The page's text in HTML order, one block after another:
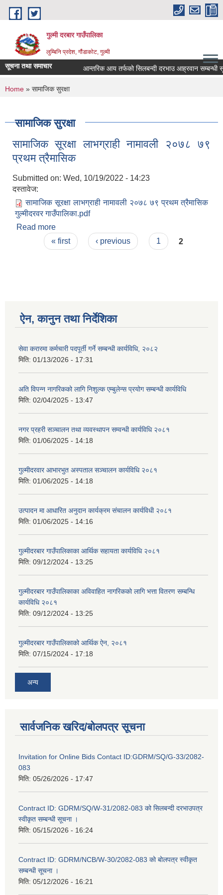
Skip to main content
गुल्मी दरबार गाउँपालिका
लुम्बिनि प्रदेश, गौंडाकोट, गुल्मी
सूचना तथा समाचार आन्तरिक आय तर्फको सिलबन्दी दरभाउ आह्रवान सम्बन्धी
You are here
Home » सामाजिक सुरक्षा
सामाजिक सुरक्षा
सामाजिक सूरक्षा लाभग्राही नामावली २०७८ ७९
प्रथम त्रैमासिक
Submitted on: Wed, 10/19/2022 - 14:23
दस्तावेज:
सामाजिक सूरक्षा लाभग्राही नामावली २०७८ ७९ प्रथम त्रैमासिक
गुल्मीदरवर गाउँपालिका.pdf
Read more
प्रथम त्रैमासिक
Pages« first ‹ previous 1 2
ऐन, कानुन तथा निर्देशिका
सेवा करारमा कर्मचारी पदपूर्ती गर्ने सम्बन्धी कार्यविधि, २०८२
मिति: 01/13/2026 - 17:31
अति विपन्न नागरिकको लागि निशुल्क एम्बुलेन्स प्रयोग सम्बन्धी कार्यविधि
मिति: 02/04/2025 - 13:47
नगर प्रहरी सञ्चालन तथा व्यवस्थापन सम्वन्धी कार्यविधि २०८१
मिति: 01/06/2025 - 14:18
गुल्मीदरवार आभारभुत अस्पताल सञ्चालन कार्यविधि २०८१
मिति: 01/06/2025 - 14:18
उत्पादन मा आधारित अनुदान कार्यक्रम संचालन कार्यविधी २०८१
मिति: 01/06/2025 - 14:16
गुल्मीदरबार गाउँपालिकाका आर्थिक सहायता कार्यविधि २०८१
मिति: 09/12/2024 - 13:25
गुल्मीदरबार गाउँपालिकाका अविवाहित नागरिकको लागि भत्ता वितरण सम्बन्धि
कार्यविधि २०८१
मिति: 09/12/2024 - 13:25
गुल्मीदरबार गाउँपालिकाको आर्थिक ऐन, २०८१
मिति: 07/15/2024 - 17:18
अन्य
सार्वजनिक खरिद/बोलपत्र सूचना
Invitation for Online Bids Contact ID:GDRM/SQ/G-33/2082-
083
मिति: 05/26/2026 - 17:47
Contract ID: GDRM/SQ/W-31/2082-083 को सिलबन्दी दरभाउपत्र
स्वीकृत सम्बन्धी सूचना ।
मिति: 05/15/2026 - 16:24
Contract ID: GDRM/NCB/W-30/2082-083 को बोलपत्र स्वीकृत
सम्बन्धी सूचना ।
मिति: 05/12/2026 - 16:21